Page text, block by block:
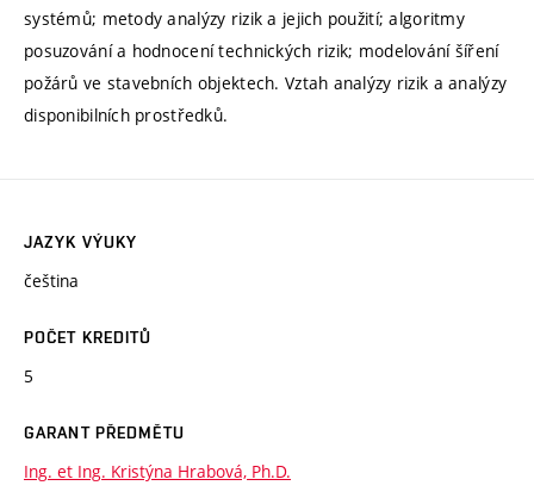
systémů; metody analýzy rizik a jejich použití; algoritmy
posuzování a hodnocení technických rizik; modelování šíření
požárů ve stavebních objektech. Vztah analýzy rizik a analýzy
disponibilních prostředků.
JAZYK VÝUKY
čeština
POČET KREDITŮ
5
GARANT PŘEDMĚTU
Ing. et Ing. Kristýna Hrabová, Ph.D.